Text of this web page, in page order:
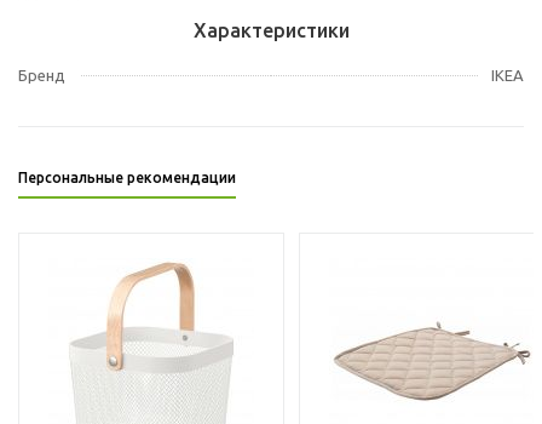
Характеристики
Бренд IKEA
Персональные рекомендации